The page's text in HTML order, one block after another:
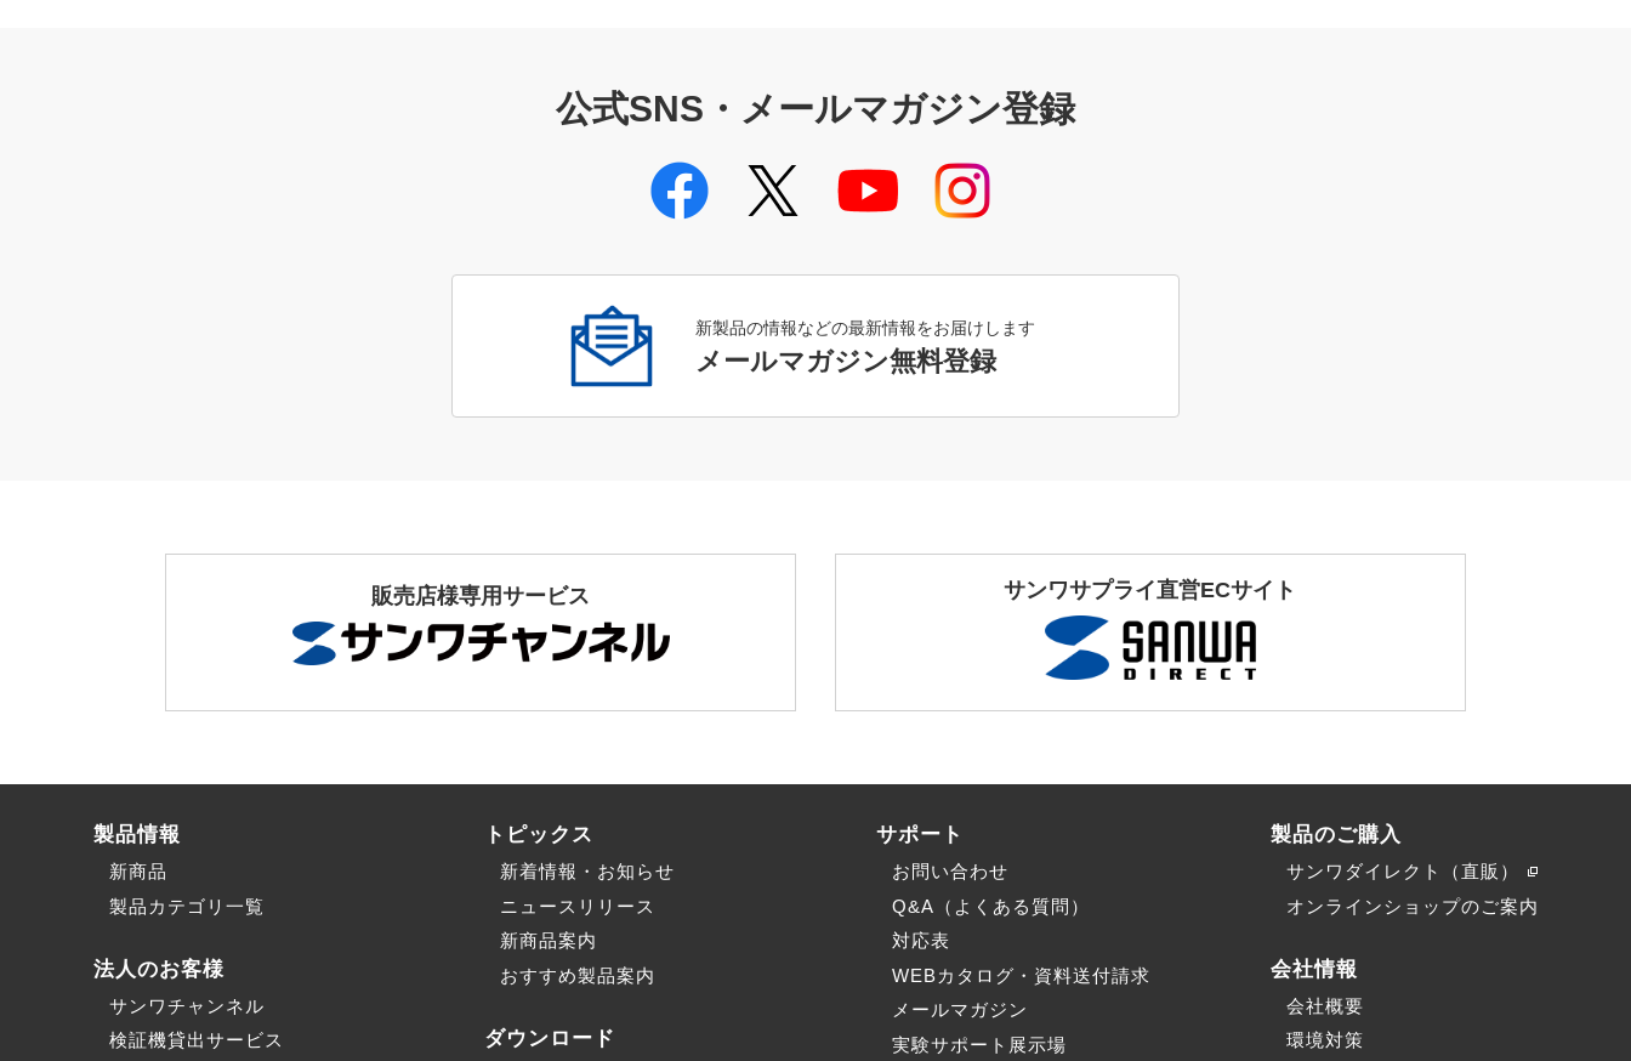
公式SNS・メールマガジン登録
新製品の情報などの最新情報をお届けします
メールマガジン無料登録
販売店様専用サービス サンワサプライ直営ECサイト
製品情報
新商品
製品カテゴリ一覧
法人のお客様
サンワチャンネル
検証機貸出サービス
トピックス
新着情報・お知らせ
ニュースリリース
新商品案内
おすすめ製品案内
ダウンロード
サポート
お問い合わせ
Q&A（よくある質問）
対応表
WEBカタログ・資料送付請求
メールマガジン
実験サポート展示場
製品のご購入
サンワダイレクト（直販）
オンラインショップのご案内
会社情報
会社概要
環境対策